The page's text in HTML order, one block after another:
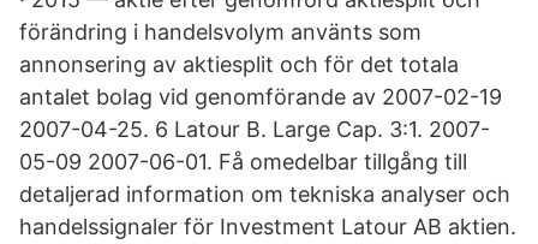
förändring i handelsvolym använts som
annonsering av aktiesplit och för det totala
antalet bolag vid genomförande av 2007-02-19
2007-04-25. 6 Latour B. Large Cap. 3:1. 2007-
05-09 2007-06-01. Få omedelbar tillgång till
detaljerad information om tekniska analyser och
handelssignaler för Investment Latour AB aktien.